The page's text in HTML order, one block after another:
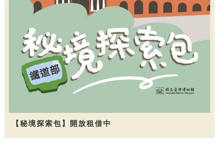
【秘境探索包】開放租借中